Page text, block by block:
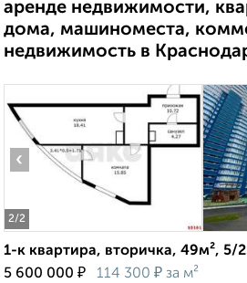
аренде недвижимости,
дома, машиноместа,
недвижимость в
2/2
‹
1-к квартира, вторичка, 49м², 5/
5 600 000 ₽ 114 300 ₽ за м²